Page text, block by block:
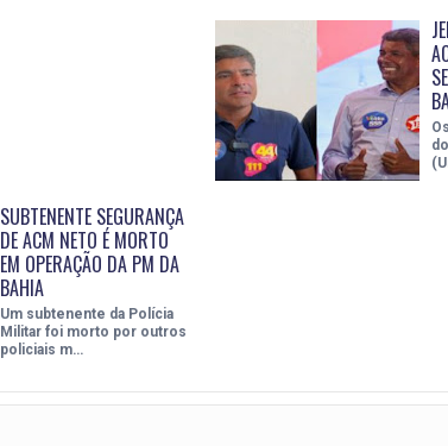
SUBTENENTE SEGURANÇA
DE ACM NETO É MORTO
EM OPERAÇÃO DA PM DA
BAHIA
Um subtenente da Polícia
Militar foi morto por outros
policiais m…